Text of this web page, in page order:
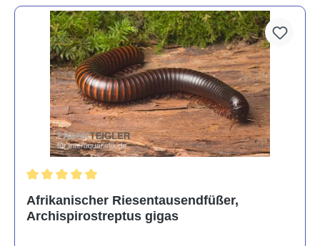
Afrikanischer Riesentausendfüßer,
Archispirostreptus gigas